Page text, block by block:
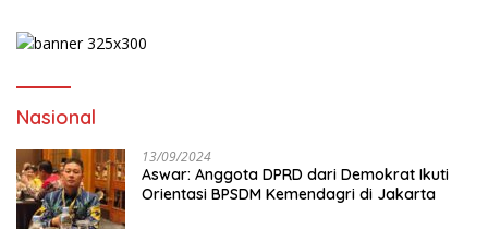
Nasional
13/09/2024
Aswar: Anggota DPRD dari Demokrat Ikuti
Orientasi BPSDM Kemendagri di Jakarta